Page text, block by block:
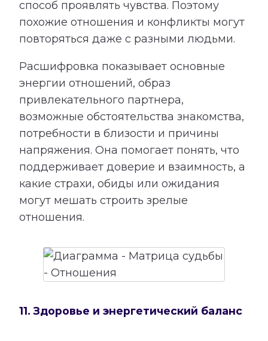
способ проявлять чувства. Поэтому
похожие отношения и конфликты могут
повторяться даже с разными людьми.
Расшифровка показывает основные
энергии отношений, образ
привлекательного партнера,
возможные обстоятельства знакомства,
потребности в близости и причины
напряжения. Она помогает понять, что
поддерживает доверие и взаимность, а
какие страхи, обиды или ожидания
могут мешать строить зрелые
отношения.
11. Здоровье и энергетический баланс